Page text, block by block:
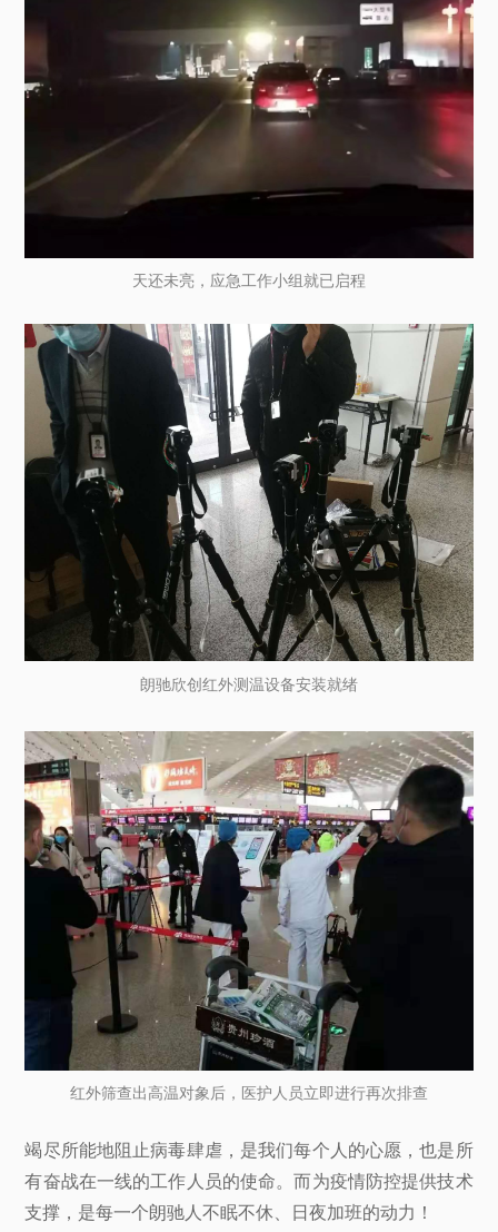
天还未亮，应急工作小组就已启程
朗驰欣创红外测温设备安装就绪
红外筛查出高温对象后，医护人员立即进行再次排查
竭尽所能地阻止病毒肆虐，是我们每个人的心愿，也是所
有奋战在一线的工作人员的使命。而为疫情防控提供技术
支撑，是每一个朗驰人不眠不休、日夜加班的动力！